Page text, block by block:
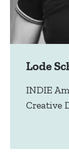
Lode
INDIE
Creative